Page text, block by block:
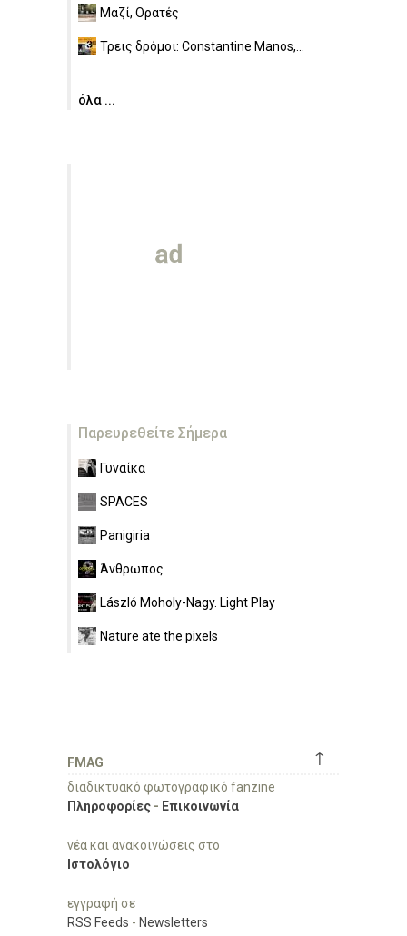
Μαζί, Ορατές
Τρεις δρόμοι: Constantine Manos,...
όλα ...
Παρευρεθείτε Σήμερα
Γυναίκα
SPACES
Panigiria
Άνθρωπος
László Moholy-Nagy. Light Play
Nature ate the pixels
↑
FMAG
διαδικτυακό φωτογραφικό fanzine
Πληροφορίες - Επικοινωνία
νέα και ανακοινώσεις στο
Ιστολόγιο
εγγραφή σε
RSS Feeds - Newsletters